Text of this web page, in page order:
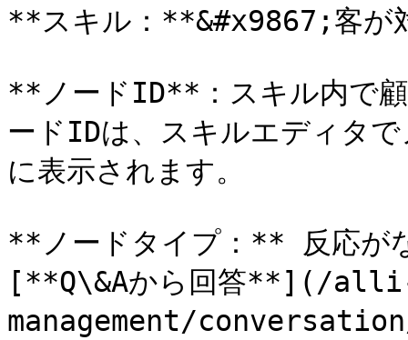
**スキル：**&#x9867;客が
**ノードID**：スキル内で
ードIDは、スキルエディタ
に表示されます。
**ノードタイプ：** 反応が
[**Q\&Aから回答**](/
management/